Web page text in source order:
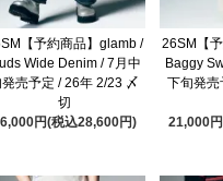
【予約商品】glamb /
Wide Denim / 7月中
発売予定 / 26年 2/23 〆
切
円(税込28,600円)
26SM【
Baggy
下旬発
21,000